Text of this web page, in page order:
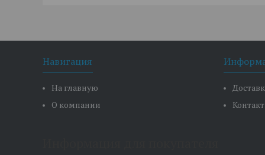
Навигация
На главную
О компании